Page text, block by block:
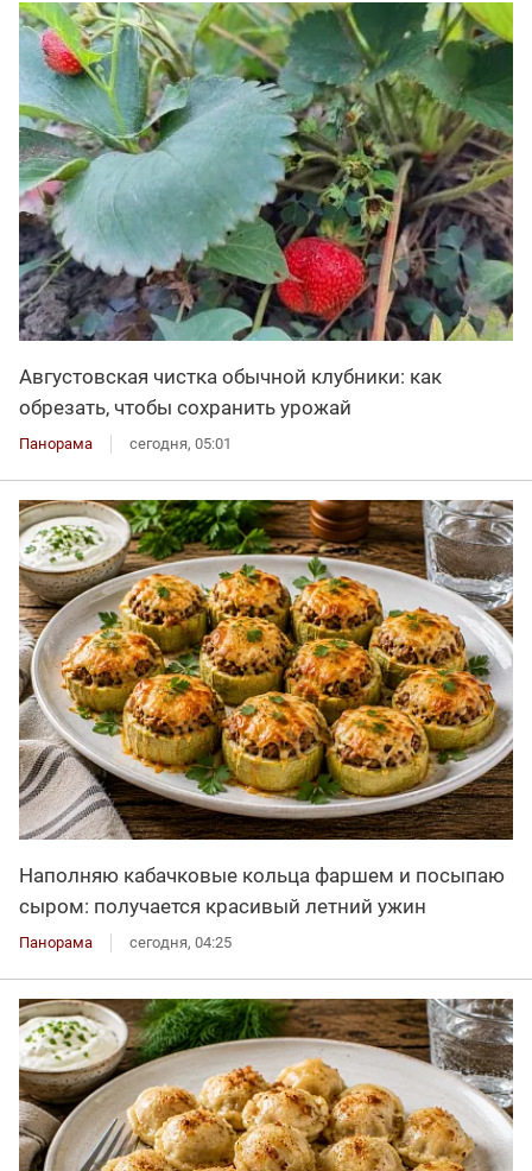
Августовская чистка обычной клубники: как
обрезать, чтобы сохранить урожай
Панорама сегодня, 05:01
Наполняю кабачковые кольца фаршем и посыпаю
сыром: получается красивый летний ужин
Панорама сегодня, 04:25